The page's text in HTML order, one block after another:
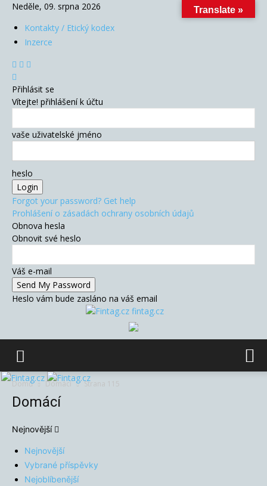
Neděle, 09. srpna 2026
Kontakty / Etický kodex
Inzerce
Přihlásit se
Vítejte! přihlášení k účtu
vaše uživatelské jméno
heslo
Forgot your password? Get help
Prohlášení o zásadách ochrany osobních údajů
Obnova hesla
Obnovit své heslo
Váš e-mail
Heslo vám bude zasláno na váš email
fintag.cz
Domů Domácí Strana 115
Domácí
Nejnovější
Nejnovější
Vybrané příspěvky
Nejoblíbenější
Translate »